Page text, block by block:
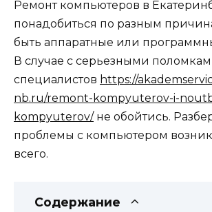
Ремонт компьютеров в
понадобиться по разным
быть аппаратные или
В случае с серьезными
специалистов https://
nb.ru/remont-kompyuterov-i-
kompyuterov/не обойтись.
проблемы с компьютером
всего.
Содержание